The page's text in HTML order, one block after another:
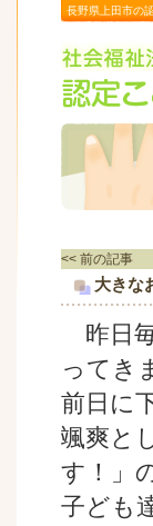
長野県上田市の
<< 前の記事
大きな
昨日
ってき
前日に
颯爽と
す！」
子ども